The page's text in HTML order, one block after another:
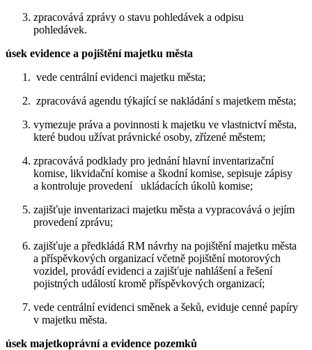
zpracovává zprávy o stavu pohledávek a odpisu
pohledávek.
úsek evidence a pojištění majetku města
vede centrální evidenci majetku města;
zpracovává agendu týkající se nakládání s majetkem města;
vymezuje práva a povinnosti k majetku ve vlastnictví města,
které budou užívat právnické osoby, zřízené městem;
zpracovává podklady pro jednání hlavní inventarizační
komise, likvidační komise a škodní komise, sepisuje zápisy
a kontroluje provedení ukládacích úkolů komise;
zajišťuje inventarizaci majetku města a vypracovává o jejím
provedení zprávu;
zajišťuje a předkládá RM návrhy na pojištění majetku města
a příspěvkových organizací včetně pojištění motorových
vozidel, provádí evidenci a zajišťuje nahlášení a řešení
pojistných událostí kromě příspěvkových organizací;
vede centrální evidenci směnek a šeků, eviduje cenné papíry
v majetku města.
úsek majetkoprávní a evidence pozemků